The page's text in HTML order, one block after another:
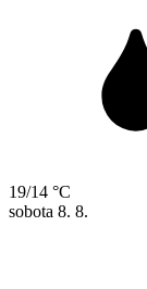
19/14 °C
sobota 8. 8.